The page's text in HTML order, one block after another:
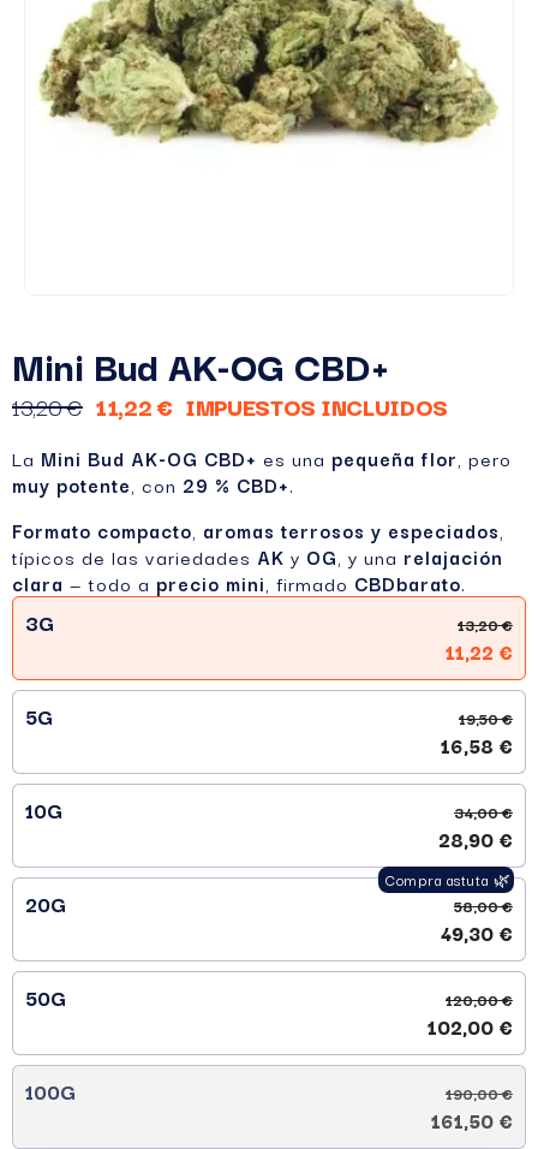
Mini Bud AK-OG CBD+
13,20 € 11,22 € IMPUESTOS INCLUIDOS
La Mini Bud AK-OG CBD+ es una pequeña flor, pero
muy potente, con 29 % CBD+.
Formato compacto, aromas terrosos y especiados,
típicos de las variedades AK y OG, y una relajación
clara — todo a precio mini, firmado CBDbarato.
3G 13,20 €
11,22 €
5G 19,50 €
16,58 €
10G 34,00 €
28,90 €
20G 58,00 €
49,30 €
50G 120,00 €
102,00 €
100G 190,00 €
161,50 €